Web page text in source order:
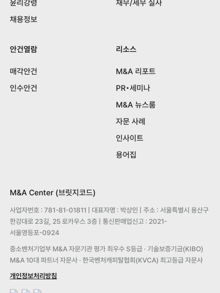
윤리강령
채용정보
재무/세무 실사
안건열람
매각안건
인수안건
리소스
M&A 리포트
PR•세미나
M&A 뉴스룸
자문 사례
인사이트
용어집
M&A Center (브릿지코드)
사업자번호 : 781-81-01811 | 대표자명 : 박상민 | 주소 : 서울특별시 용산구
한강대로 23길, 25 로카우스 3층 | 통신판매업신고 : 2021-
서울영등포-0924
중소벤처기업부 M&A 자문기관 평가 최우수 S등급 · 기술보증기금(KIBO)
M&A 10대 파트너 자문사 · 한국벤처캐피탈협회(KVCA) 최고등급 자문사
개인정보처리방침